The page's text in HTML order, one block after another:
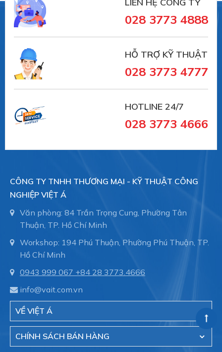
- Hệ thông phòng cháy chữa cháy trong tòa nhà,
- Đóng tàu, ống dẫn trong thân tàu, bảo trì đường
ống.
Việt Á hiện là đại diện cũa hãng Straub - Thụy sĩ
tại Việt Nam.
CÔNG TY TNHH THƯƠNG MẠI - KỸ THUẬT
CÔNG NGHIỆP VIỆT Á
Hotline:028.3773.4666
028 3773 4888
HỖ TRỢ KỸ THUẬT
028 3773 4777
HOTLINE 24/7
028 3773 4666
CÔNG TY TNHH THƯƠNG MẠI - KỸ THUẬT CÔNG
NGHIỆP VIỆT Á
Văn phòng: 84 Trần Trọng Cung, Phường Tân
Thuận, TP. Hồ Chí Minh
Workshop: 194 Phú Thuận, Phường Phú Thuận, TP.
Hồ Chí Minh
0943 999 067 +84 28 3773.4666
info@vait.com.vn
VỀ VIỆT Á
CHÍNH SÁCH BÁN HÀNG